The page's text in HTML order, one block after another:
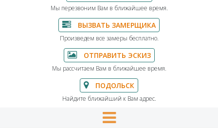
Мы перезвоним Вам в ближайшее время.
ВЫЗВАТЬ ЗАМЕРЩИКА
Произведем все замеры бесплатно.
ОТПРАВИТЬ ЭСКИЗ
Мы рассчитаем Вам в ближайшее время.
ПОДОЛЬСК
Найдите ближайший к Вам адрес.